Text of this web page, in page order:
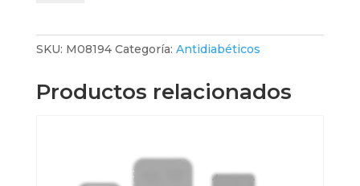
SKU: M08194 Categoría: Antidiabéticos
Productos relacionados